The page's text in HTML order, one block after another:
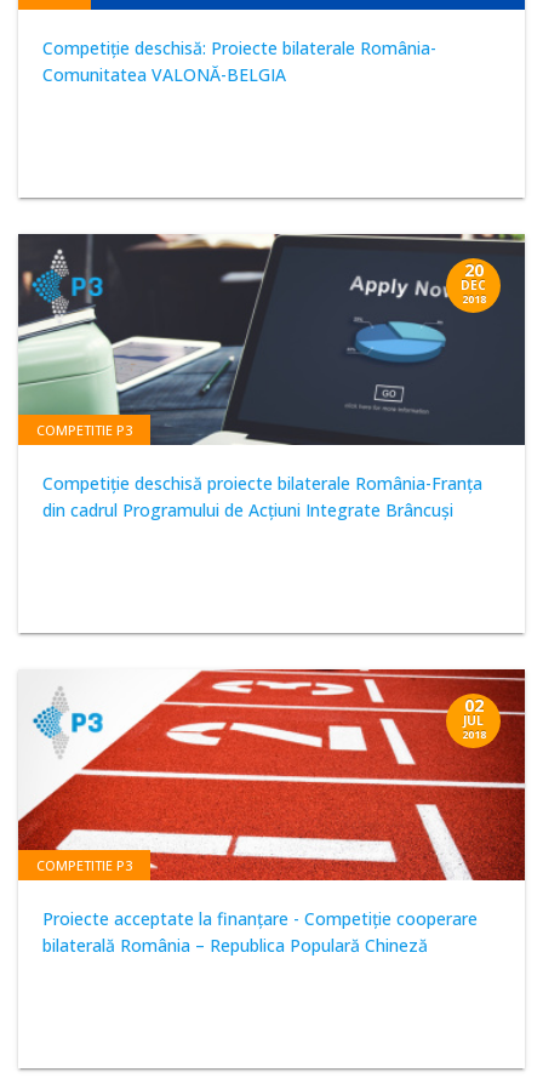
Competiţie deschisă: Proiecte bilaterale România-
Comunitatea VALONĂ-BELGIA
20
DEC
2018
COMPETITIE P3
Competiție deschisă proiecte bilaterale România-Franța
din cadrul Programului de Acțiuni Integrate Brâncuși
02
JUL
2018
COMPETITIE P3
Proiecte acceptate la finanţare - Competiţie cooperare
bilaterală România – Republica Populară Chineză